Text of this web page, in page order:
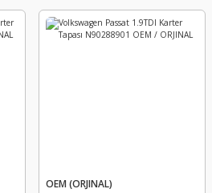
OEM (ORJINAL)